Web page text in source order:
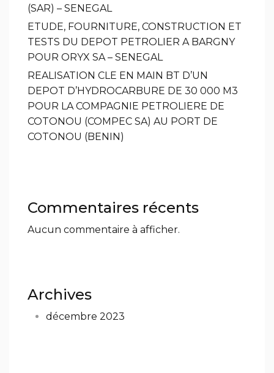
(SAR) – SENEGAL
ETUDE, FOURNITURE, CONSTRUCTION ET
TESTS DU DEPOT PETROLIER A BARGNY
POUR ORYX SA – SENEGAL
REALISATION CLE EN MAIN BT D’UN
DEPOT D’HYDROCARBURE DE 30 000 M3
POUR LA COMPAGNIE PETROLIERE DE
COTONOU (COMPEC SA) AU PORT DE
COTONOU (BENIN)
Commentaires récents
Aucun commentaire à afficher.
Archives
décembre 2023